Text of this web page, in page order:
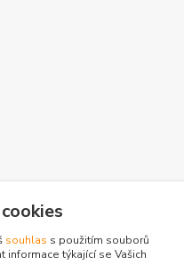
souhlas s použitím souborů
informace týkající se Vašich